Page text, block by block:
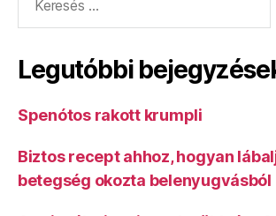
Legutóbbi
Spenótos rakott krumpli
Biztos recept ahhoz, hogyan
betegség okozta belenyugvásból